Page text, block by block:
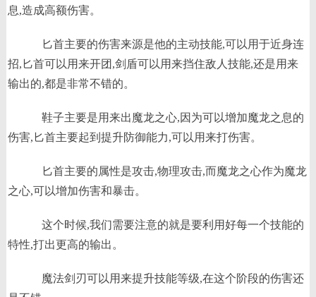
息,造成高额伤害。
匕首主要的伤害来源是他的主动技能,可以用于近身连
招,匕首可以用来开团,剑盾可以用来挡住敌人技能,还是用来
输出的,都是非常不错的。
鞋子主要是用来出魔龙之心,因为可以增加魔龙之息的
伤害,匕首主要起到提升防御能力,可以用来打伤害。
匕首主要的属性是攻击,物理攻击,而魔龙之心作为魔龙
之心,可以增加伤害和暴击。
这个时候,我们需要注意的就是要利用好每一个技能的
特性,打出更高的输出。
魔法剑刃可以用来提升技能等级,在这个阶段的伤害还